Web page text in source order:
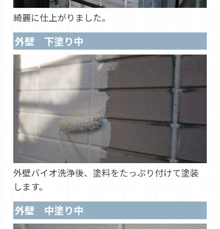
綺麗に仕上がりました。
外壁 下塗り中
外壁バイオ洗浄後、塗料をたっぷり付けて塗装
します。
外壁 中塗り中